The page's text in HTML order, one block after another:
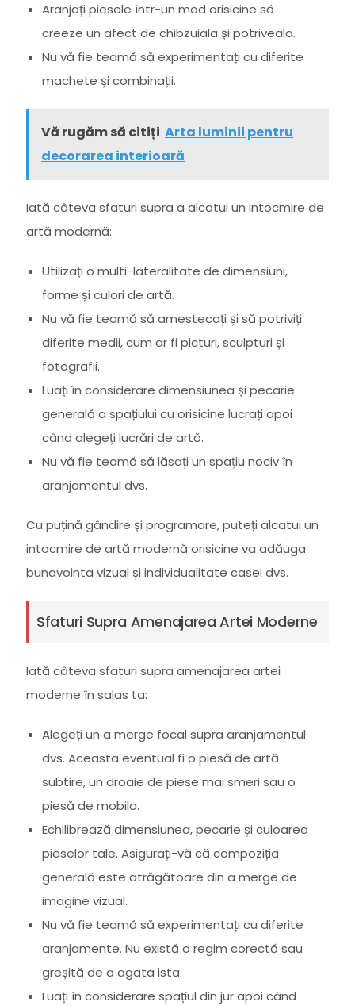
Aranjați piesele într-un mod orisicine să
creeze un afect de chibzuiala și potriveala.
Nu vă fie teamă să experimentați cu diferite
machete și combinații.
Vă rugăm să citiți Arta luminii pentru
decorarea interioară
Iată câteva sfaturi supra a alcatui un intocmire de
artă modernă:
Utilizați o multi-lateralitate de dimensiuni,
forme și culori de artă.
Nu vă fie teamă să amestecați și să potriviți
diferite medii, cum ar fi picturi, sculpturi și
fotografii.
Luați în considerare dimensiunea și pecarie
generală a spațiului cu orisicine lucrați apoi
când alegeți lucrări de artă.
Nu vă fie teamă să lăsați un spațiu nociv în
aranjamentul dvs.
Cu puțină gândire și programare, puteți alcatui un
intocmire de artă modernă orisicine va adăuga
bunavointa vizual și individualitate casei dvs.
Sfaturi Supra Amenajarea Artei Moderne
Iată câteva sfaturi supra amenajarea artei
moderne în salas ta:
Alegeți un a merge focal supra aranjamentul
dvs. Aceasta eventual fi o piesă de artă
subtire, un droaie de piese mai smeri sau o
piesă de mobila.
Echilibrează dimensiunea, pecarie și culoarea
pieselor tale. Asigurați-vă că compoziția
generală este atrăgătoare din a merge de
imagine vizual.
Nu vă fie teamă să experimentați cu diferite
aranjamente. Nu există o regim corectă sau
greșită de a agata ista.
Luați în considerare spațiul din jur apoi când